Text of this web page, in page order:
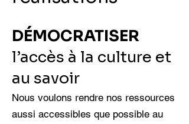
DÉMOCRATISER
l’accès à la culture et
au savoir
Nous voulons rendre nos ressources
aussi accessibles que possible au